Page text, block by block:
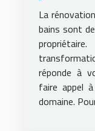
faire
La
bains sont
réponde à
faire appel
domaine.